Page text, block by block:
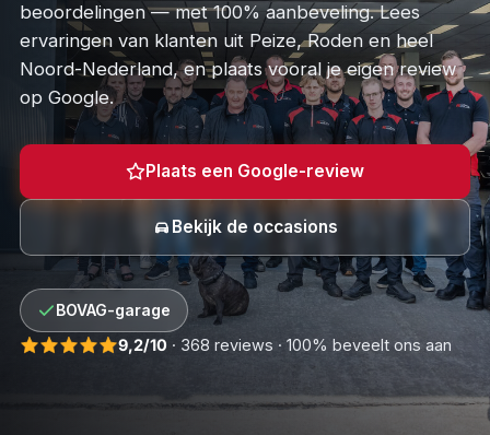
beoordelingen — met 100% aanbeveling. Lees
ervaringen van klanten uit Peize, Roden en heel
Noord-Nederland, en plaats vooral je eigen review
op Google.
Plaats een Google-review
Bekijk de occasions
BOVAG-garage
9,2/10 · 368 reviews · 100% beveelt ons aan